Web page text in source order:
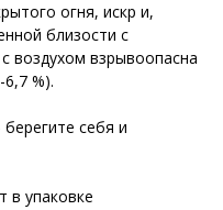
огня, искр и,
близости с
воздухом взрывоопасна
%).
себя и
в упаковке